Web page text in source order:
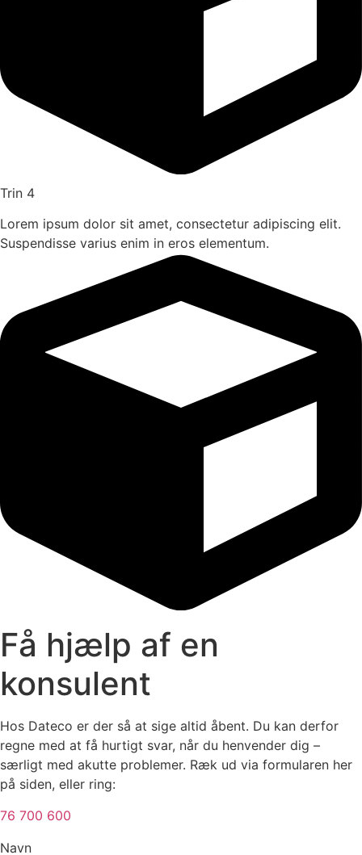
Trin 4
Lorem ipsum dolor sit amet, consectetur adipiscing elit.
Suspendisse varius enim in eros elementum.
Få hjælp af en
konsulent
Hos Dateco er der så at sige altid åbent. Du kan derfor
regne med at få hurtigt svar, når du henvender dig –
særligt med akutte problemer. Ræk ud via formularen her
på siden, eller ring:
76 700 600
Navn